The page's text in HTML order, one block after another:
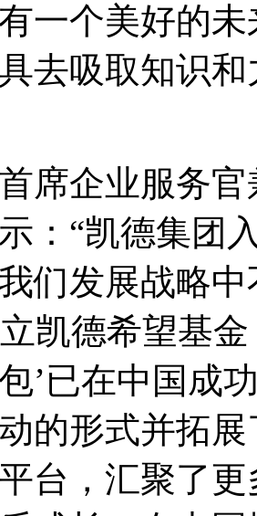
一个美好的
去吸取知识
席企业服务
：“凯德集团
们发展战略
凯德希望基
’已在中国成
的形式并拓
台，汇聚了